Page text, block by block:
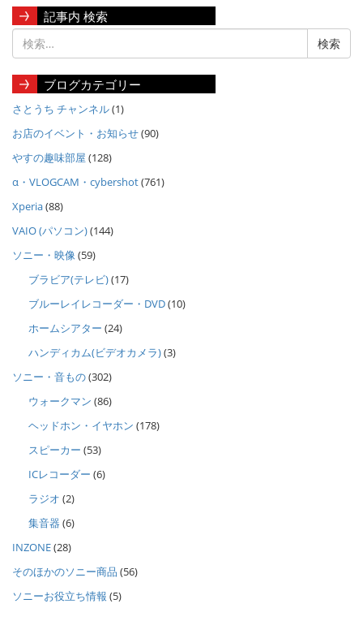
記事内 検索
ブログカテゴリー
さとうち チャンネル(1)
お店のイベント・お知らせ(90)
やすの趣味部屋 (128)
α・VLOGCAM・cybershot(761)
Xperia(88)
VAIO (パソコン)(144)
ソニー・映像(59)
ブラビア(テレビ)(17)
ブルーレイレコーダー・DVD(10)
ホームシアター (24)
ハンディカム(ビデオカメラ)(3)
ソニー・音もの(302)
ウォークマン (86)
ヘッドホン・イヤホン (178)
スピーカー (53)
ICレコーダー (6)
ラジオ (2)
集音器 (6)
INZONE(28)
そのほかのソニー商品 (56)
ソニーお役立ち情報 (5)